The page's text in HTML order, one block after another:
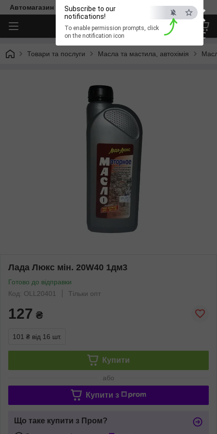
×
ESC
Subscribe to our
notifications!
To enable permission prompts, click
on the notification icon
Автомагазин "Діксон"
Товари та послуги Масла та мастила, автохімія
Лада Люкс мін. 20W40 1дм3
Готово до відправки
Код: OLL20401
Тільки опт
127 ₴
101 ₴ від 16 шт.
Купити
або
Купити з
Що таке купити з Пром?